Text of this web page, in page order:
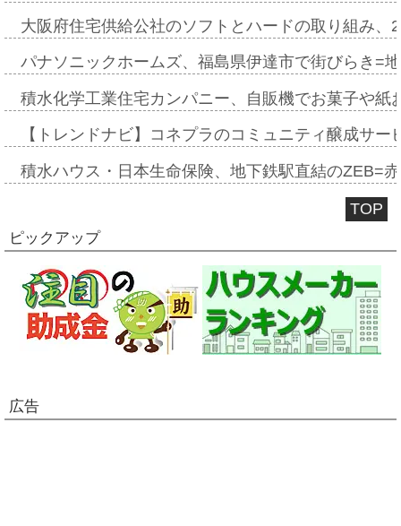
大阪府住宅供給公社のソフトとハードの取り組み
パナソニックホームズ、福島県伊達市で街びらき=
積水化学工業住宅カンパニー、自販機でお菓子や
【トレンドナビ】コネプラのコミュニティ醸成サ
積水ハウス・日本生命保険、地下鉄駅直結のZEB=
TOP
ピックアップ
広告